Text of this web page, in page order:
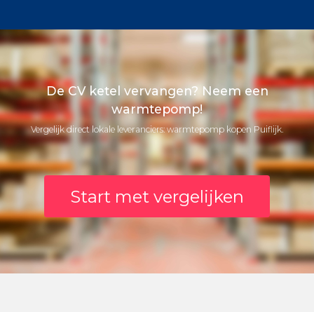
De CV ketel vervangen? Neem een
warmtepomp!
Vergelijk direct lokale leveranciers: warmtepomp kopen Puiflijk.
Start met vergelijken